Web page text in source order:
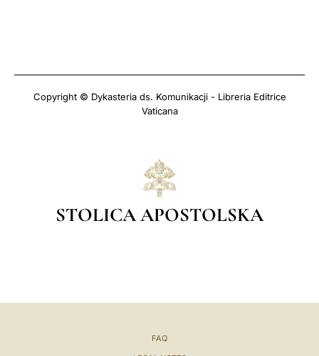
Copyright © Dykasteria ds. Komunikacji - Libreria Editrice
Vaticana
STOLICA APOSTOLSKA
FAQ